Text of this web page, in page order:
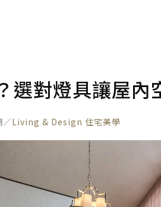
選對燈具讓屋內
／Living & Design 住宅美學